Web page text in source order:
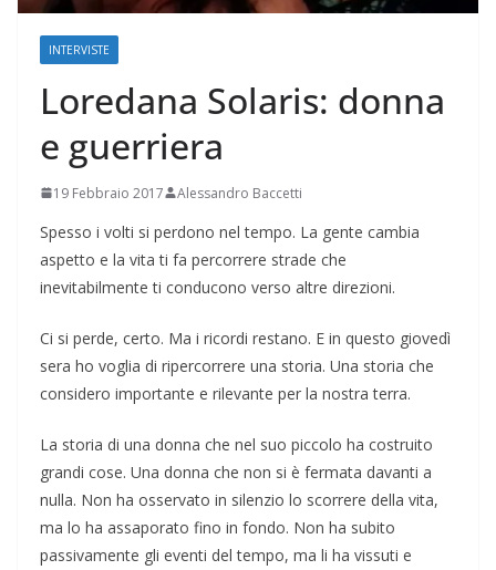
INTERVISTE
Loredana Solaris: donna
e guerriera
19 Febbraio 2017 Alessandro Baccetti
Spesso i volti si perdono nel tempo. La gente cambia
aspetto e la vita ti fa percorrere strade che
inevitabilmente ti conducono verso altre direzioni.
Ci si perde, certo. Ma i ricordi restano. E in questo giovedì
sera ho voglia di ripercorrere una storia. Una storia che
considero importante e rilevante per la nostra terra.
La storia di una donna che nel suo piccolo ha costruito
grandi cose. Una donna che non si è fermata davanti a
nulla. Non ha osservato in silenzio lo scorrere della vita,
ma lo ha assaporato fino in fondo. Non ha subito
passivamente gli eventi del tempo, ma li ha vissuti e